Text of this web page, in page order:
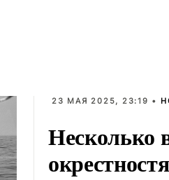
23 МАЯ 2025, 23:19 •
Несколько